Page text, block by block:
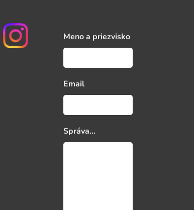
Meno a priezvisko
Email
Správa...